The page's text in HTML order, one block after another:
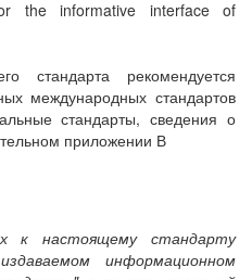
the informative interface of
стандарта рекомендуется
международных стандартов
стандарты, сведения о
приложении В
к настоящему стандарту
информационном